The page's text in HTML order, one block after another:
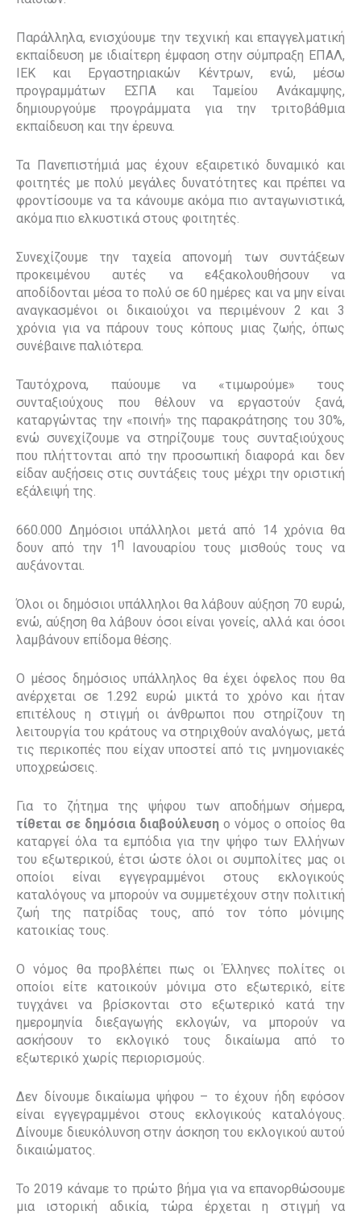
Παράλληλα, ενισχύουμε την τεχνική και επαγγελματική
εκπαίδευση με ιδιαίτερη έμφαση στην σύμπραξη ΕΠΑΛ,
ΙΕΚ και Εργαστηριακών Κέντρων, ενώ, μέσω
προγραμμάτων ΕΣΠΑ και Ταμείου Ανάκαμψης,
δημιουργούμε προγράμματα για την τριτοβάθμια
εκπαίδευση και την έρευνα.
Τα Πανεπιστήμιά μας έχουν εξαιρετικό δυναμικό και
φοιτητές με πολύ μεγάλες δυνατότητες και πρέπει να
φροντίσουμε να τα κάνουμε ακόμα πιο ανταγωνιστικά,
ακόμα πιο ελκυστικά στους φοιτητές.
Συνεχίζουμε την ταχεία απονομή των συντάξεων
προκειμένου αυτές να ε4ξακολουθήσουν να
αποδίδονται μέσα το πολύ σε 60 ημέρες και να μην είναι
αναγκασμένοι οι δικαιούχοι να περιμένουν 2 και 3
χρόνια για να πάρουν τους κόπους μιας ζωής, όπως
συνέβαινε παλιότερα.
Ταυτόχρονα, παύουμε να «τιμωρούμε» τους
συνταξιούχους που θέλουν να εργαστούν ξανά,
καταργώντας την «ποινή» της παρακράτησης του 30%,
ενώ συνεχίζουμε να στηρίζουμε τους συνταξιούχους
που πλήττονται από την προσωπική διαφορά και δεν
είδαν αυξήσεις στις συντάξεις τους μέχρι την οριστική
εξάλειψή της.
660.000 Δημόσιοι υπάλληλοι μετά από 14 χρόνια θα
δουν από την 1η Ιανουαρίου τους μισθούς τους να
αυξάνονται.
Όλοι οι δημόσιοι υπάλληλοι θα λάβουν αύξηση 70 ευρώ,
ενώ, αύξηση θα λάβουν όσοι είναι γονείς, αλλά και όσοι
λαμβάνουν επίδομα θέσης.
Ο μέσος δημόσιος υπάλληλος θα έχει όφελος που θα
ανέρχεται σε 1.292 ευρώ μικτά το χρόνο και ήταν
επιτέλους η στιγμή οι άνθρωποι που στηρίζουν τη
λειτουργία του κράτους να στηριχθούν αναλόγως, μετά
τις περικοπές που είχαν υποστεί από τις μνημονιακές
υποχρεώσεις.
Για το ζήτημα της ψήφου των αποδήμων σήμερα,
τίθεται σε δημόσια διαβούλευση ο νόμος ο οποίος θα
καταργεί όλα τα εμπόδια για την ψήφο των Ελλήνων
του εξωτερικού, έτσι ώστε όλοι οι συμπολίτες μας οι
οποίοι είναι εγγεγραμμένοι στους εκλογικούς
καταλόγους να μπορούν να συμμετέχουν στην πολιτική
ζωή της πατρίδας τους, από τον τόπο μόνιμης
κατοικίας τους.
Ο νόμος θα προβλέπει πως οι Έλληνες πολίτες οι
οποίοι είτε κατοικούν μόνιμα στο εξωτερικό, είτε
τυγχάνει να βρίσκονται στο εξωτερικό κατά την
ημερομηνία διεξαγωγής εκλογών, να μπορούν να
ασκήσουν το εκλογικό τους δικαίωμα από το
εξωτερικό χωρίς περιορισμούς.
Δεν δίνουμε δικαίωμα ψήφου – το έχουν ήδη εφόσον
είναι εγγεγραμμένοι στους εκλογικούς καταλόγους.
Δίνουμε διευκόλυνση στην άσκηση του εκλογικού αυτού
δικαιώματος.
Το 2019 κάναμε το πρώτο βήμα για να επανορθώσουμε
μια ιστορική αδικία, τώρα έρχεται η στιγμή να